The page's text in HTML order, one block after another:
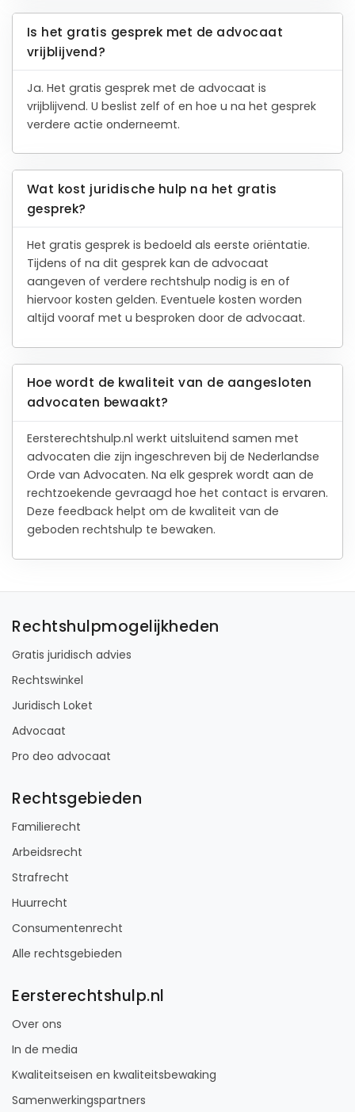
Is het gratis gesprek met de advocaat
vrijblijvend?
Ja. Het gratis gesprek met de advocaat is
vrijblijvend. U beslist zelf of en hoe u na het gesprek
verdere actie onderneemt.
Wat kost juridische hulp na het gratis
gesprek?
Het gratis gesprek is bedoeld als eerste oriëntatie.
Tijdens of na dit gesprek kan de advocaat
aangeven of verdere rechtshulp nodig is en of
hiervoor kosten gelden. Eventuele kosten worden
altijd vooraf met u besproken door de advocaat.
Hoe wordt de kwaliteit van de aangesloten
advocaten bewaakt?
Eersterechtshulp.nl werkt uitsluitend samen met
advocaten die zijn ingeschreven bij de Nederlandse
Orde van Advocaten. Na elk gesprek wordt aan de
rechtzoekende gevraagd hoe het contact is ervaren.
Deze feedback helpt om de kwaliteit van de
geboden rechtshulp te bewaken.
Rechtshulpmogelijkheden
Gratis juridisch advies
Rechtswinkel
Juridisch Loket
Advocaat
Pro deo advocaat
Rechtsgebieden
Familierecht
Arbeidsrecht
Strafrecht
Huurrecht
Consumentenrecht
Alle rechtsgebieden
Eersterechtshulp.nl
Over ons
In de media
Kwaliteitseisen en kwaliteitsbewaking
Samenwerkingspartners